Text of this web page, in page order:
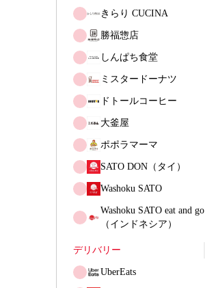
きらり CUCINA
勝福惣店
しんぱち食堂
ミスタードーナツ
ドトールコーヒー
大釜屋
ポポラマーマ
SATO DON（タイ）
Washoku SATO
Washoku SATO eat and go
（インドネシア）
デリバリー
UberEats